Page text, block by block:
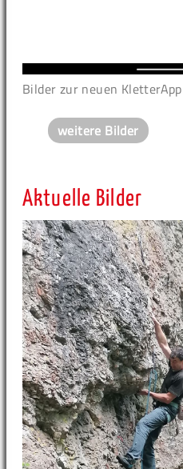
Bilder zur neuen KletterApp
weitere Bilder
Aktuelle Bilder